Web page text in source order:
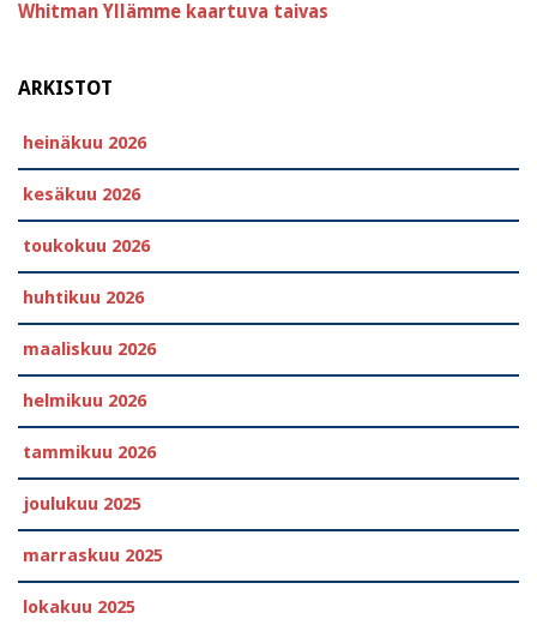
Whitman Yllämme kaartuva taivas
ARKISTOT
heinäkuu 2026
kesäkuu 2026
toukokuu 2026
huhtikuu 2026
maaliskuu 2026
helmikuu 2026
tammikuu 2026
joulukuu 2025
marraskuu 2025
lokakuu 2025